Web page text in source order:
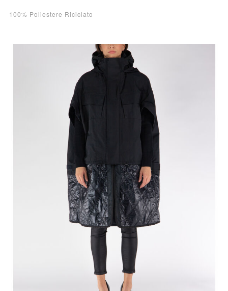
100% Poliestere Riciclato